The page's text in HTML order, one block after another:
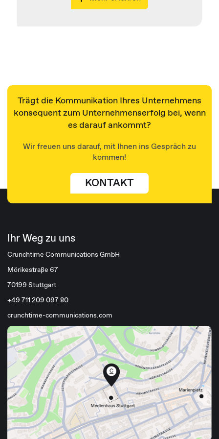
Trägt die Kommunikation Ihres Unternehmens
konsequent zum Unternehmenserfolg bei, wenn
es darauf ankommt?
Wir freuen uns darauf, mit Ihnen ins Gespräch zu
kommen!
KONTAKT
Ihr Weg zu uns
Crunchtime Communications GmbH
Mörikestraße 67
70199 Stuttgart
+49 711 209 097 80
crunchtime-communications.com